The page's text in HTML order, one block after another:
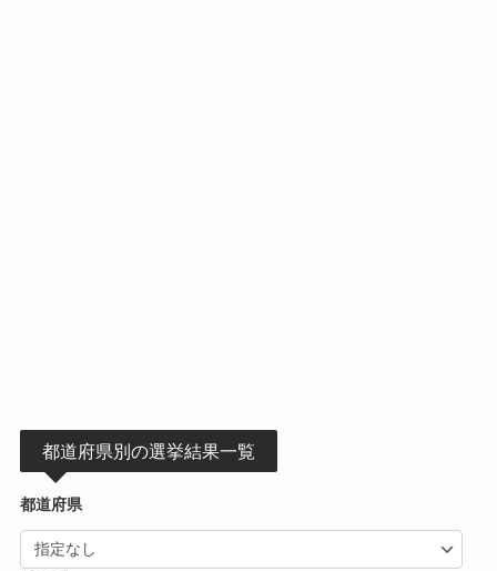
都道府県別の選挙結果一覧
都道府県